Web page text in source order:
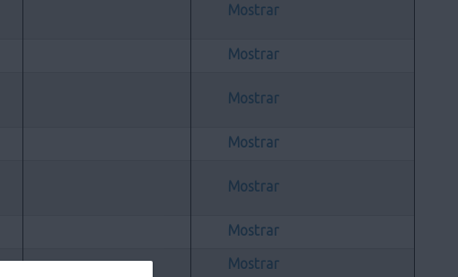
Mostrar
Mostrar
Mostrar
Mostrar
Mostrar
Mostrar
Mostrar